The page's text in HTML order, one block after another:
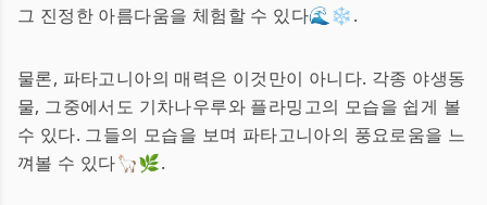
그 진정한 아름다움을 체험할 수 있다🌊❄️.
물론, 파타고니아의 매력은 이것만이 아니다. 각종 야생동
물, 그중에서도 기차나우루와 플라밍고의 모습을 쉽게 볼
수 있다. 그들의 모습을 보며 파타고니아의 풍요로움을 느
껴볼 수 있다🦙🌿.